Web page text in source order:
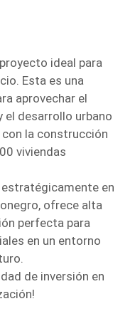
ideal para
Esta es una
aprovechar el
el desarrollo urbano
con la construcción
viviendas
en
ofrece alta
perfecta para
en un entorno
de inversión en